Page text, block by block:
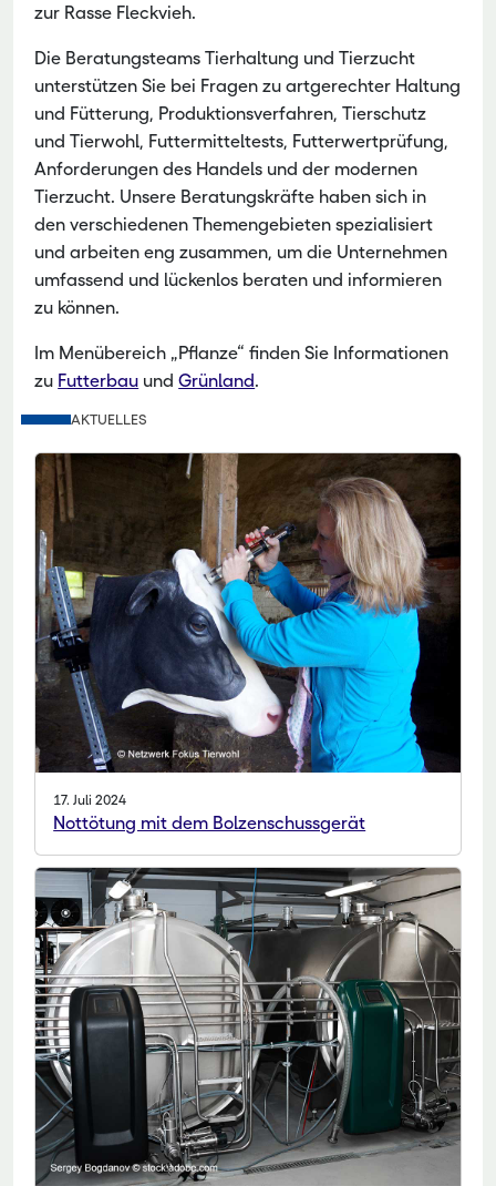
zur Rasse Fleckvieh.
Die Beratungsteams Tierhaltung und Tierzucht
unterstützen Sie bei Fragen zu artgerechter Haltung
und Fütterung, Produktionsverfahren, Tierschutz
und Tierwohl, Futtermitteltests, Futterwertprüfung,
Anforderungen des Handels und der modernen
Tierzucht. Unsere Beratungskräfte haben sich in
den verschiedenen Themengebieten spezialisiert
und arbeiten eng zusammen, um die Unternehmen
umfassend und lückenlos beraten und informieren
zu können.
Im Menübereich „Pflanze“ finden Sie Informationen
zu Futterbau undGrünland.
AKTUELLES
17. Juli 2024
Nottötung mit dem Bolzenschussgerät